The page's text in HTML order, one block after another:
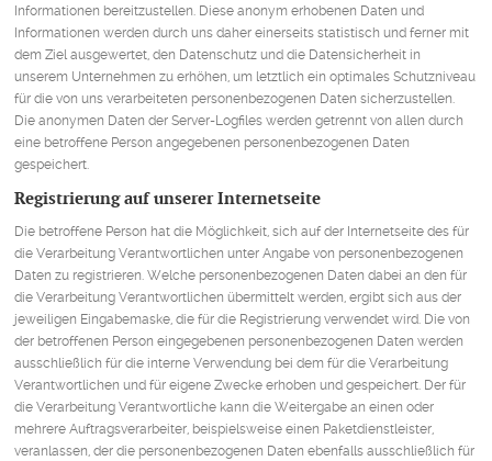
Informationen bereitzustellen. Diese anonym erhobenen Daten und
Informationen werden durch uns daher einerseits statistisch und ferner mit
dem Ziel ausgewertet, den Datenschutz und die Datensicherheit in
unserem Unternehmen zu erhöhen, um letztlich ein optimales Schutzniveau
für die von uns verarbeiteten personenbezogenen Daten sicherzustellen.
Die anonymen Daten der Server-Logfiles werden getrennt von allen durch
eine betroffene Person angegebenen personenbezogenen Daten
gespeichert.
Registrierung auf unserer Internetseite
Die betroffene Person hat die Möglichkeit, sich auf der Internetseite des für
die Verarbeitung Verantwortlichen unter Angabe von personenbezogenen
Daten zu registrieren. Welche personenbezogenen Daten dabei an den für
die Verarbeitung Verantwortlichen übermittelt werden, ergibt sich aus der
jeweiligen Eingabemaske, die für die Registrierung verwendet wird. Die von
der betroffenen Person eingegebenen personenbezogenen Daten werden
ausschließlich für die interne Verwendung bei dem für die Verarbeitung
Verantwortlichen und für eigene Zwecke erhoben und gespeichert. Der für
die Verarbeitung Verantwortliche kann die Weitergabe an einen oder
mehrere Auftragsverarbeiter, beispielsweise einen Paketdienstleister,
veranlassen, der die personenbezogenen Daten ebenfalls ausschließlich für